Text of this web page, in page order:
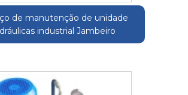
de manutenção de unidade
industrial Jambeiro